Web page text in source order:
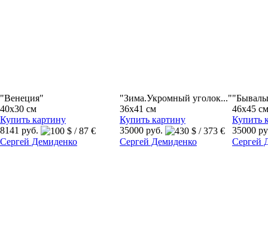
"Венеция"
40x30 см
Купить картину
8141 руб.
"Зима.Укромный уголок..."
36x41 см
Купить картину
35000 руб.
46x45 см
Купить
35000
Сергей Демиденко
Сергей Демиденко Сергей